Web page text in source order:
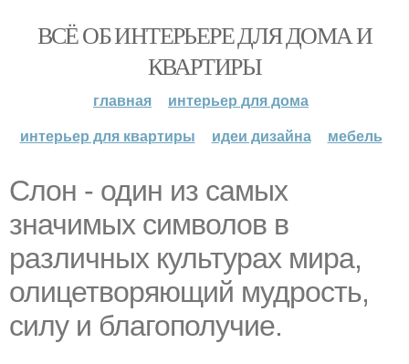
ВСЁ ОБ ИНТЕРЬЕРЕ ДЛЯ ДОМА И
КВАРТИРЫ
главная
интерьер для дома
интерьер для квартиры
идеи дизайна мебель
Слон - один из самых
значимых символов в
различных культурах мира,
олицетворяющий мудрость,
силу и благополучие.